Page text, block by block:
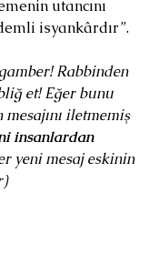
utancını
isyankârdır”.
Rabbinden
et! Eğer bunu
mesajını iletmemiş
insanlardan
yeni mesaj eskinin